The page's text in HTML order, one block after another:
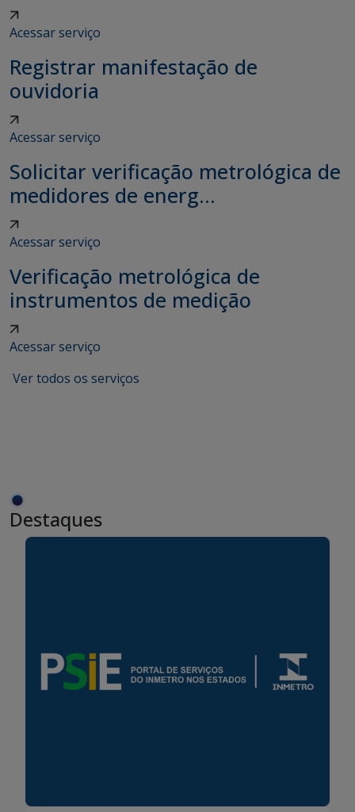
Acessar serviço
Registrar manifestação de
ouvidoria
Acessar serviço
Solicitar verificação metrológica de
medidores de energ...
Acessar serviço
Verificação metrológica de
instrumentos de medição
Acessar serviço
Ver todos os serviços
Destaques